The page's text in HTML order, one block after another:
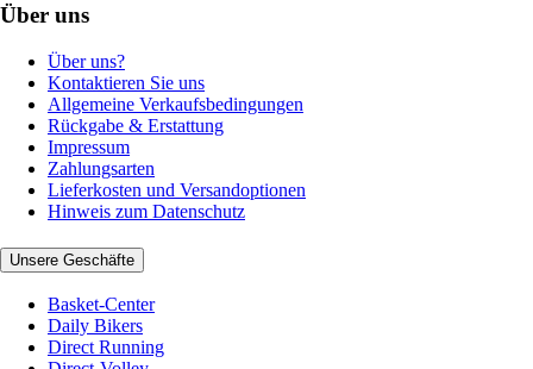
Über uns
Über uns?
Kontaktieren Sie uns
Allgemeine Verkaufsbedingungen
Rückgabe & Erstattung
Impressum
Zahlungsarten
Lieferkosten und Versandoptionen
Hinweis zum Datenschutz
Unsere Geschäfte
Basket-Center
Daily Bikers
Direct Running